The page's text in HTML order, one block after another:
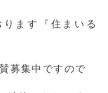
ます『住まいる
募集中ですので